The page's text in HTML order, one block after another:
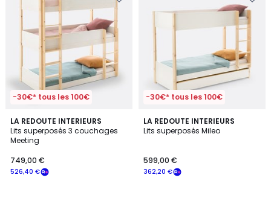
place
242,36
-30€* tous les 100€
LA REDOUTE INTERIEURS
Lits superposés 3 couchages
Meeting
526,40 €
749,00 €
4,5
/ 5
2
Couleurs
-30€* tous les 100€
LA REDOUTE INTERIEURS
Lits superposés Mileo
362,20 €
599,00 €
4,9
/ 5